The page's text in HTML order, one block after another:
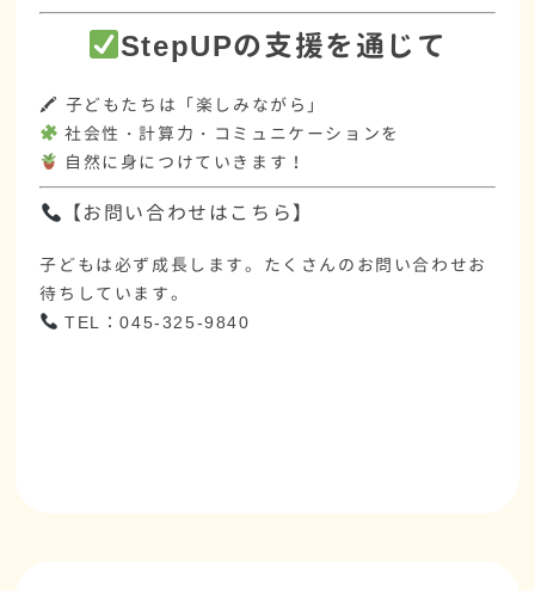
StepUPの支援を通じて
🖍 子どもたちは「楽しみながら」
社会性・計算力・コミュニケーションを
自然に身につけていきます！
【お問い合わせはこちら】
子どもは必ず成長します。たくさんのお問い合わせお
待ちしています。
TEL：045-325-9840